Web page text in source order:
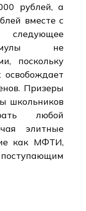
рублей, а
вместе с
не
поскольку
освобождает
Призеры
школьников
любой
элитные
как МФТИ,